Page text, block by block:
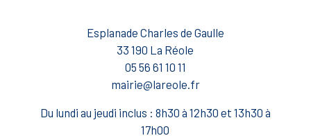
Esplanade Charles de Gaulle
33 190 La Réole
05 56 61 10 11
mairie@lareole.fr
Du lundi au jeudi inclus : 8h30 à 12h30 et 13h30 à
17h00